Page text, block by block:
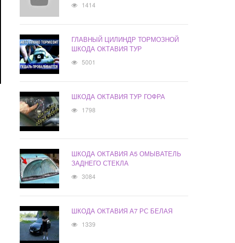
1414
ГЛАВНЫЙ ЦИЛИНДР ТОРМОЗНОЙ
ШКОДА ОКТАВИЯ ТУР
5001
ШКОДА ОКТАВИЯ ТУР ГОФРА
1798
ШКОДА ОКТАВИЯ А5 ОМЫВАТЕЛЬ
ЗАДНЕГО СТЕКЛА
3084
ШКОДА ОКТАВИЯ А7 РС БЕЛАЯ
1339